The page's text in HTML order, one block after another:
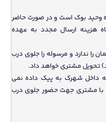
وحید بوک است و در صورت حاضر
هزینه ارسال مجدد به عهده
را ندارد و مرسوله را جلوی درب
تحویل مشتری خواهد داد.
داخل شهرک به پیک داده نمی
با مشتری جهت حضور جلوی درب